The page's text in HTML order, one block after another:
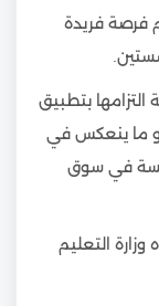
فرصة فريدة
التزامها بتطبيق
ما ينعكس في
في سوق
وزارة التعليم